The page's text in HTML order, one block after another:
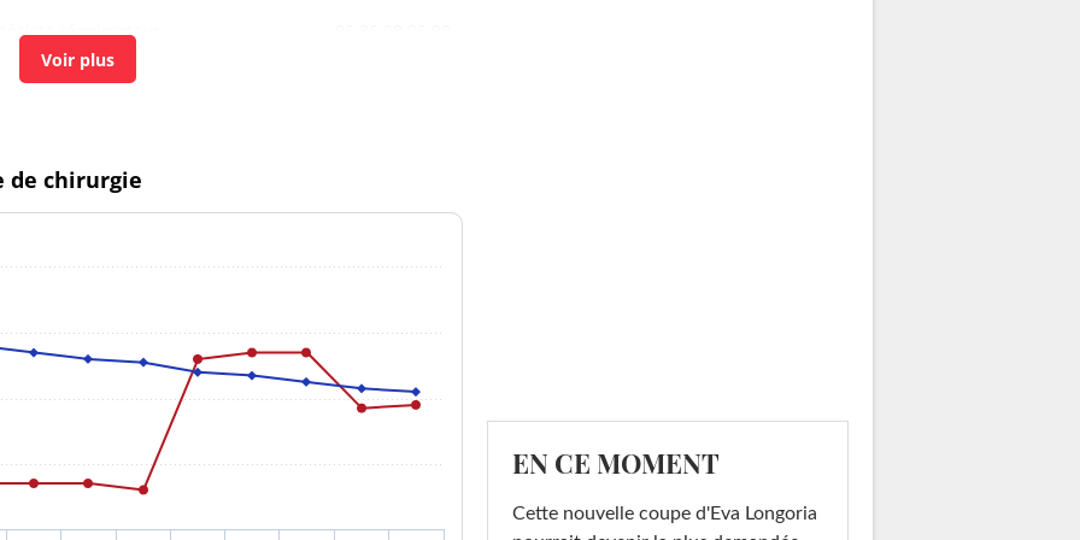
réanimateur
réanimateur
réanimateur
réanimateur
réanimateur
de chirurgie
EN CE MOMENT
Cette nouvelle coupe d'Eva Longoria